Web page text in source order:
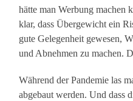
hätte man Werbung machen
klar, dass Übergewicht ein
gute Gelegenheit gewesen,
und Abnehmen zu machen.
Während der Pandemie las
abgebaut werden. Und dass